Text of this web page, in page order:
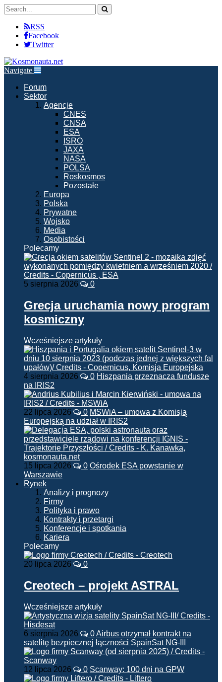
RSS
Facebook
Twitter
Navigate
Forum
Sektor
Agencje
CNES
CNSA
ESA
ISRO
JAXA
NASA
POLSA
Roskosmos
Pozostałe
Europa
Polska
Prywatne
Wojsko
Media
Osobistości
Polecamy
5 sierpnia 2026 0
Grecja uruchamia nowy program
kosmiczny
Wcześniejsze artykuły
4 sierpnia 2026 0 Hiszpania przeznacza fundusze
na IRIS2
22 lipca 2026 0 MSWiA – umowa z Komisją
Europejską na udział w IRIS2
15 lipca 2026 0 Ośrodek ESA powstanie w
Warszawie
Rynek
Analizy i prognozy
Firmy
Polityka i prawo
Kontrakty i przetargi
Konferencje i spotkania
Kariera
Polecamy
20 lipca 2026 0
Creotech – projekt ASTRAL
Wcześniejsze artykuły
6 sierpnia 2026 0Airbus otrzymał kontrakt na
satelitę bezpiecznej łączności SpainSat NG-III
12 lipca 2026 0 Scanway: 100 dni na GPW